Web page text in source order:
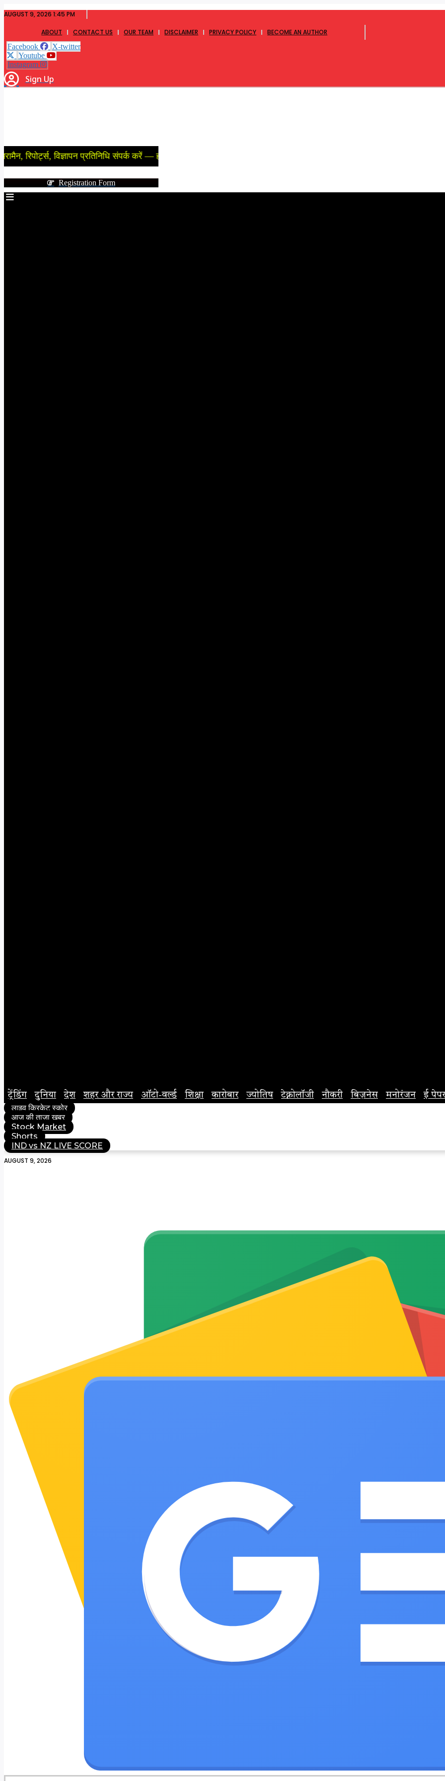
to
AUGUST 9, 2026 1:45 PM
ABOUT CONTACT US OUR TEAM DISCLAIMER PRIVACY POLICY
BECOME AN AUTHOR
Facebook
X-twitter
Youtube
Instagram
Sign Up
विज्ञापन प्रतिनिधि संपर्क करें — हमारे न्यूज़ चैनल (न्यूजपेपर) फूलपुर एक्सप्रेस में आपका स्वागत है
Registration Form
ट्रेंडिंग दुनिया देश शहर और राज्य ऑटो-वर्ल्ड शिक्षा कारोबार ज्योतिष टेक्नोलॉजी नौकरी बिज़नेस मनोरंजन
ई पेपर
लाइव क्रिकेट स्कोर
आज की ताजा खबर
Stock Market
Shorts
IND vs NZ LIVE SCORE
AUGUST 9, 2026